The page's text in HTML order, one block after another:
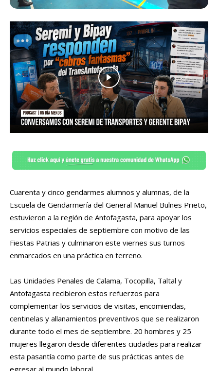
Cuarenta y cinco gendarmes alumnos y alumnas, de la
Escuela de Gendarmería del General Manuel Bulnes Prieto,
estuvieron a la región de Antofagasta, para apoyar los
servicios especiales de septiembre con motivo de las
Fiestas Patrias y culminaron este viernes sus turnos
enmarcados en una práctica en terreno.
Las Unidades Penales de Calama, Tocopilla, Taltal y
Antofagasta recibieron estos refuerzos para
complementar los servicios de visitas, encomiendas,
centinelas y allanamientos preventivos que se realizaron
durante todo el mes de septiembre. 20 hombres y 25
mujeres llegaron desde diferentes ciudades para realizar
esta pasantía como parte de sus prácticas antes de